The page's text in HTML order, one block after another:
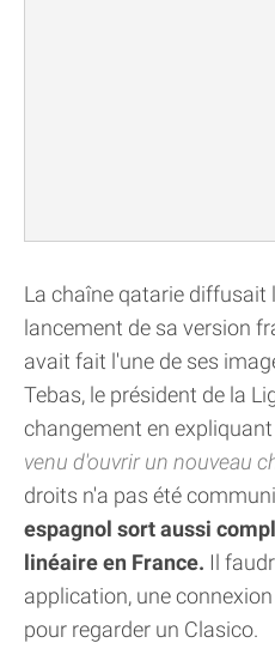
La chaîne qatarie diffusait
lancement de sa version
avait fait l'une de ses
Tebas, le président de la
changement en
venu d'ouvrir un nouveau
droits n'a pas été
espagnol sort aussi
linéaire en France. Il
application, une
pour regarder un Clasico.